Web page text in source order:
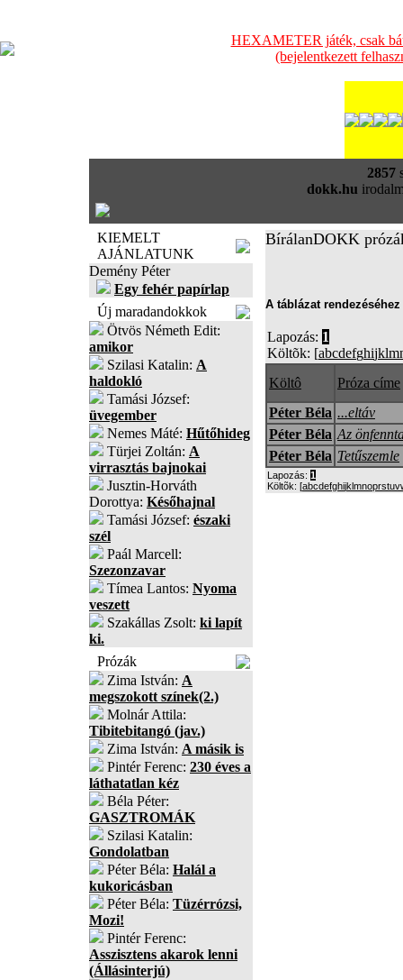
HEXAMETER játék, csak
(bejelentkezett
2857
dokk.hu
KIEMELT
AJÁNLATUNK
Demény Péter
Egy fehér papírlap
Új maradandokkok
Ötvös Németh Edit:
amikor
Szilasi Katalin: A
haldokló
Tamási József:
üvegember
Nemes Máté: Hűtőhideg
Türjei Zoltán: A
virrasztás bajnokai
Jusztin-Horváth
Dorottya: Későhajnal
Tamási József: északi
szél
Paál Marcell:
Szezonzavar
Tímea Lantos: Nyoma
veszett
Szakállas Zsolt: ki lapít
ki.
Prózák
Zima István: A
megszokott színek(2.)
Molnár Attila:
Tibitebitangó (jav.)
Zima István: A másik is
Pintér Ferenc: 230 éves a
láthatatlan kéz
Béla Péter:
GASZTROMÁK
Szilasi Katalin:
Gondolatban
Péter Béla: Halál a
kukoricásban
Péter Béla: Tüzérrózsi,
Mozi!
Pintér Ferenc:
Asszisztens akarok lenni
(Állásinterjú)
BírálanDOKK
A táblázat
Lapozás: 1
Költõk: [abcdefghijklm
Költô
Próza címe
Péter Béla ...eltáv
Péter Béla Az
Péter Béla Tetűszemle
Lapozás: 1
Költõk: [abcdefghijklmnoprstuv